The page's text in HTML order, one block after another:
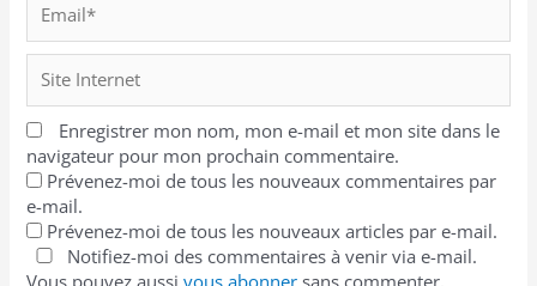
Internet
Enregistrer mon nom, mon e-mail et mon site dans le
navigateur pour mon prochain commentaire.
Prévenez-moi de tous les nouveaux commentaires par
e-mail.
Prévenez-moi de tous les nouveaux articles par e-mail.
Notifiez-moi des commentaires à venir via e-mail.